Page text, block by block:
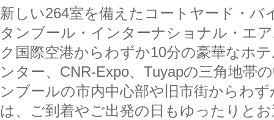
新しい264室を備えたコートヤード・バ
タンブール・インターナショナル・エ
ク国際空港からわずか10分の豪華なホ
ンター、 CNR-Expo、 Tuyapの三角地帯
ンブールの市内中心部や旧市街からわず
は、ご到着やご出発の日もゆったりと